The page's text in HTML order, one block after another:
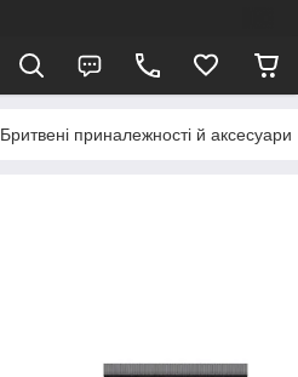
Бритвені приналежності й аксесуари